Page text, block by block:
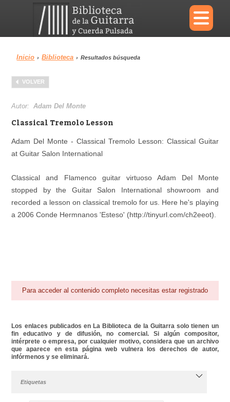
×
Menu
Biblioteca
Área personal
Inicio › Biblioteca › Resultados búsqueda
VOLVER
Autor:Adam Del Monte
Classical Tremolo Lesson
Adam Del Monte - Classical Tremolo Lesson: Classical Guitar
at Guitar Salon International
Classical and Flamenco guitar virtuoso Adam Del Monte
stopped by the Guitar Salon International showroom and
recorded a lesson on classical tremolo for us. Here he's playing
a 2006 Conde Hermnanos 'Esteso' (http://tinyurl.com/ch2eeot).
Para acceder al contenido completo necesitas estar registrado
Los enlaces publicados en La Biblioteca de la Guitarra solo tienen un
fin educativo y de difusión, no comercial. Si algún compositor,
intérprete o empresa, por cualquier motivo, considera que un archivo
que aparece en esta página web vulnera los derechos de autor,
infórmenos y se eliminará.
Etiquetas